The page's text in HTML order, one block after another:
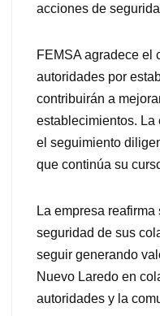
acciones de
FEMSA agradece el
autoridades por
contribuirán a
establecimientos. La
el seguimiento
que continúa su
La empresa
seguridad de sus
seguir generando
Nuevo Laredo en
autoridades y la